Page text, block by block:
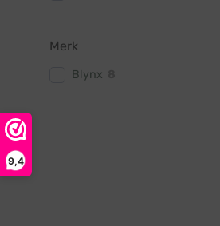
9,4
Merk
Blynx